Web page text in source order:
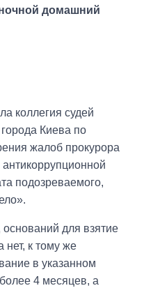
домашний
коллегия судей
Киева по
жалоб прокурора
подозреваемого,
для взятие
нет, к тому же
в указанном
4 месяцев, а